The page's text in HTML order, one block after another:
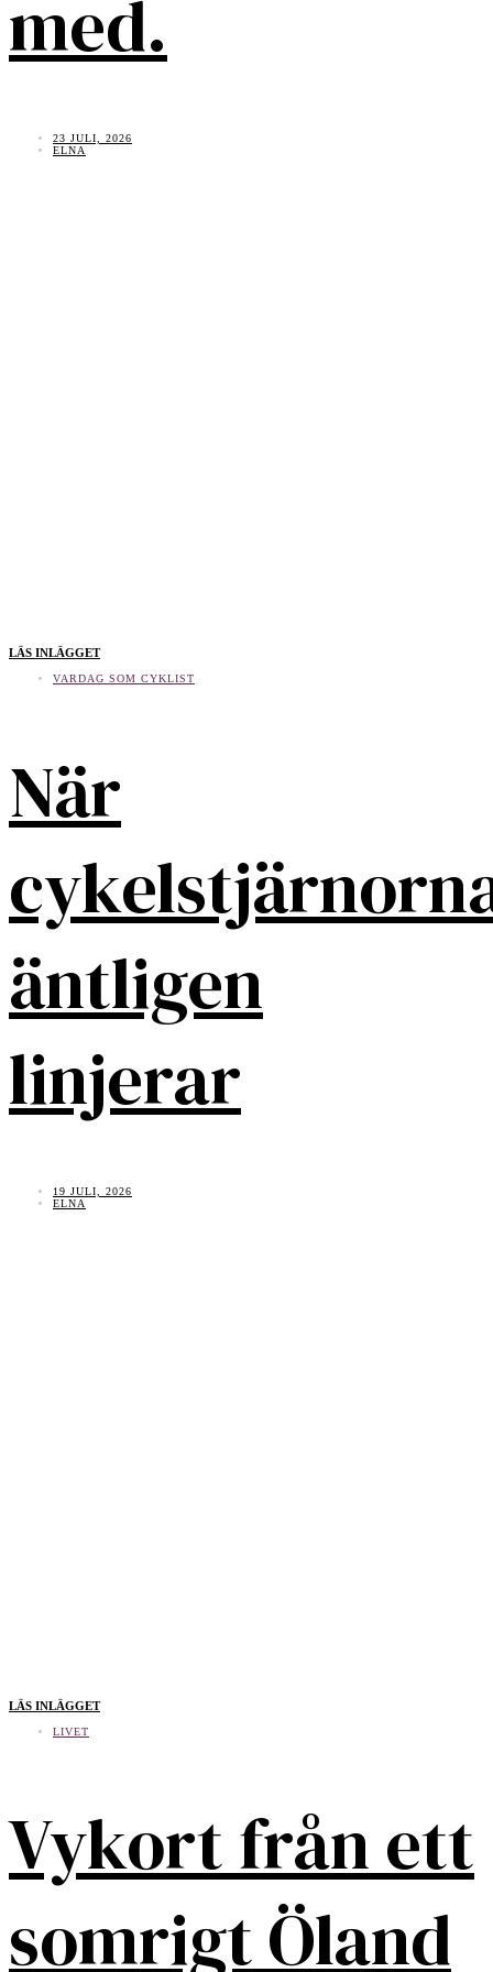
med.
23 JULI, 2026
ELNA
LÄS INLÄGGET
VARDAG SOM CYKLIST
När
äntligen
linjerar
19 JULI, 2026
ELNA
LÄS INLÄGGET
LIVET
Vykort från ett
somrigt Öland